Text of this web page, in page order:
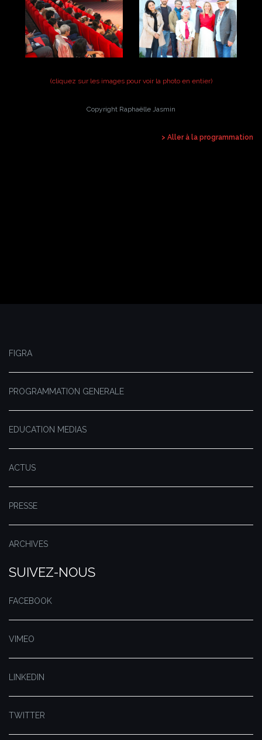
(cliquez sur les images pour voir la photo en entier)
Copyright Raphaëlle Jasmin
> Aller à la programmation
FIGRA
PROGRAMMATION GENERALE
EDUCATION MEDIAS
ACTUS
PRESSE
ARCHIVES
SUIVEZ-NOUS
FACEBOOK
VIMEO
LINKEDIN
TWITTER